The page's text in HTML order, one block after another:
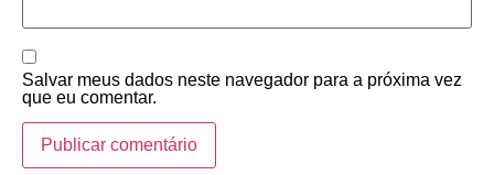
Salvar meus dados neste navegador para a próxima vez
que eu comentar.